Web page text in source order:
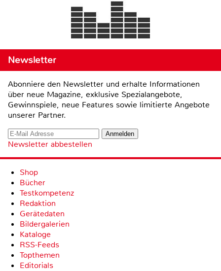
Newsletter
Abonniere den Newsletter und erhalte Informationen
über neue Magazine, exklusive Spezialangebote,
Gewinnspiele, neue Features sowie limitierte Angebote
unserer Partner.
Newsletter abbestellen
Shop
Bücher
Testkompetenz
Redaktion
Gerätedaten
Bildergalerien
Kataloge
RSS-Feeds
Topthemen
Editorials